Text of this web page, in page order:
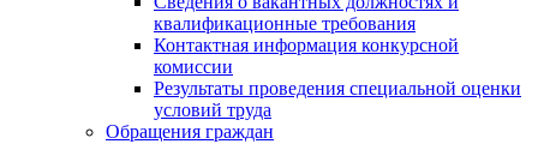
квалификационные требования
Контактная информация конкурсной
комиссии
Результаты проведения специальной оценки
условий труда
Обращения граждан